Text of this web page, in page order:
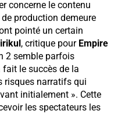
concerne le contenu
production demeure
pointé un certain
, critique pour Empire
2 semble parfois
le succès de la
risques narratifs qui
initialement ». Cette
les spectateurs les